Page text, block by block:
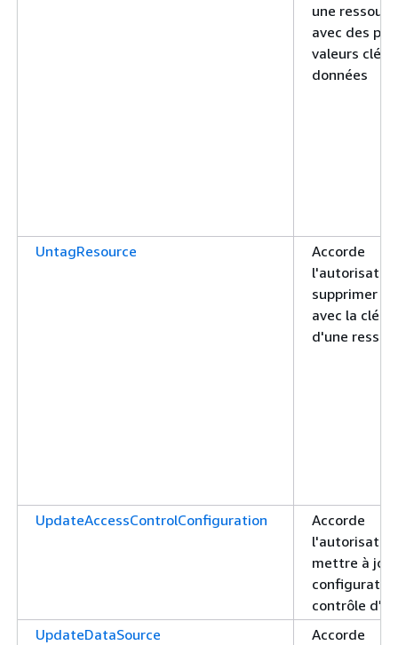
une
avec des
valeurs clés
données
UntagResource
Accorde
supprimer la
avec la clé
d'une
UpdateAccessControlConfiguration
Accorde
mettre à
contrôle
UpdateDataSource
Accorde